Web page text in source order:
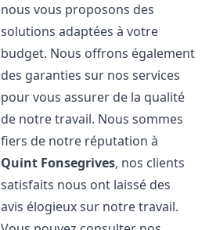
nous vous proposons des
solutions adaptées à votre
budget. Nous offrons également
des garanties sur nos services
pour vous assurer de la qualité
de notre travail. Nous sommes
fiers de notre réputation à
Quint Fonsegrives, nos clients
satisfaits nous ont laissé des
avis élogieux sur notre travail.